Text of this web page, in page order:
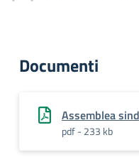
Documenti
Assemblea
pdf - 233 kb